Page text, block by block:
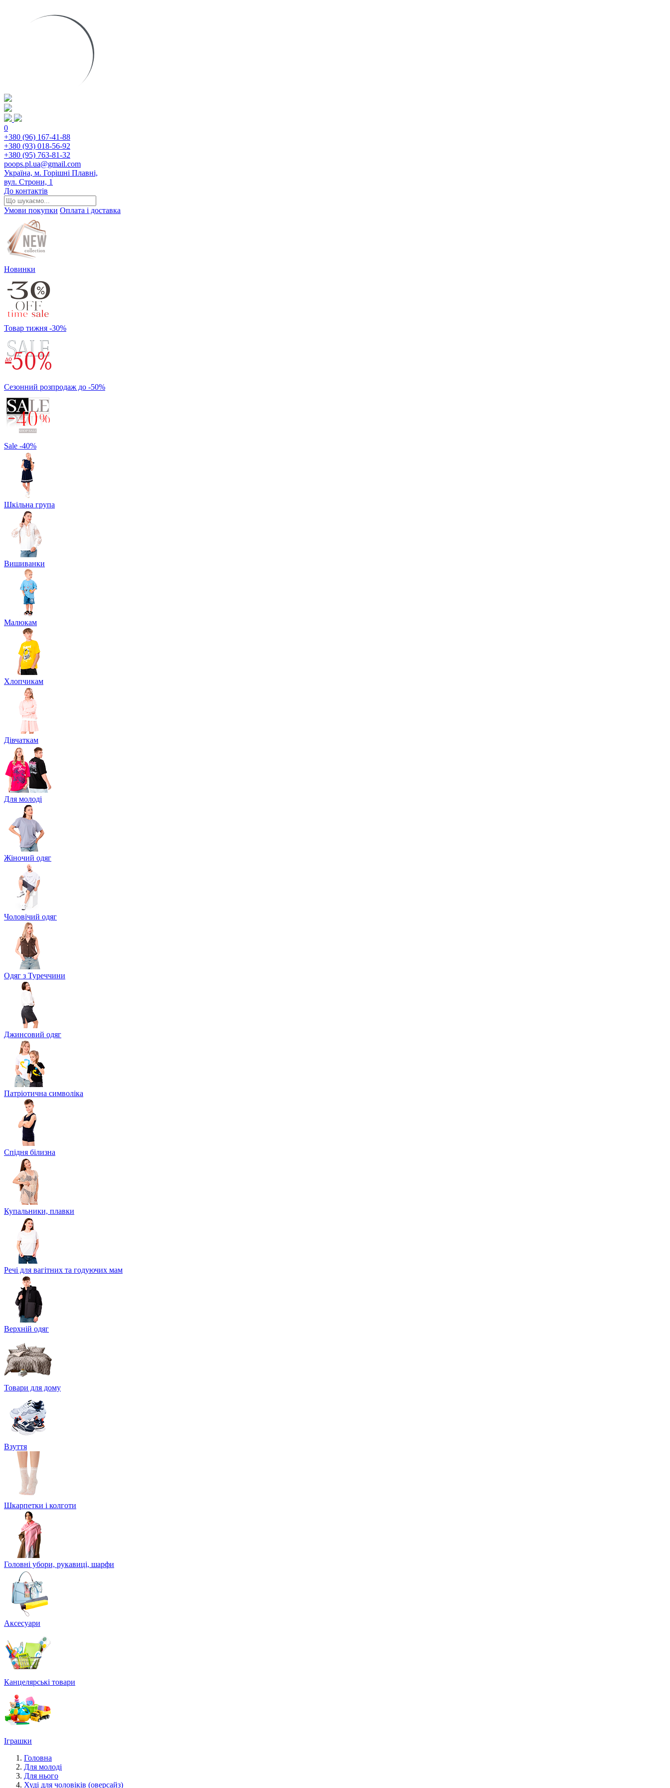
0
+380 (96) 167-41-88
+380 (93) 018-56-92
+380 (95) 763-81-32
poops.pl.ua@gmail.com
Україна, м. Горішні Плавні,
вул. Строни, 1
До контактів
Умови покупки Оплата і доставка
Новинки
Товар тижня -30%
Сезонний розпродаж до -50%
Sale -40%
Шкільна група
Вишиванки
Малюкам
Хлопчикам
Дівчаткам
Для молоді
Жіночий одяг
Чоловічий одяг
Одяг з Туреччини
Джинсовий одяг
Патріотична символіка
Спідня білизна
Купальники, плавки
Речі для вагітних та годуючих мам
Верхній одяг
Товари для дому
Взуття
Шкарпетки і колготи
Головні убори, рукавиці, шарфи
Аксесуари
Канцелярські товари
Іграшки
Головна
Для молоді
Для нього
Худі для чоловіків (оверсайз)